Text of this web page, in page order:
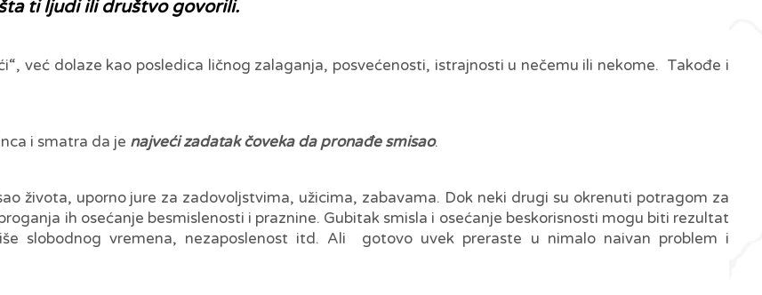
ti ljudi ili društvo govorili.
već dolaze kao posledica ličnog zalaganja, posvećenosti, istrajnosti u nečemu ili nekome. Takođe i
i smatra da je najveći zadatak čoveka da pronađe smisao.
života, uporno jure za zadovoljstvima, užicima, zabavama. Dok neki drugi su okrenuti potragom za
ih osećanje besmislenosti i praznine. Gubitak smisla i osećanje beskorisnosti mogu biti rezultat
slobodnog vremena, nezaposlenost itd. Ali gotovo uvek preraste u nimalo naivan problem i